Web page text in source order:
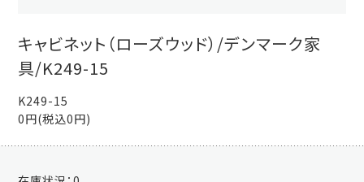
キャビネット（ローズウッド）/デンマーク家
具/K249-15
K249-15
0円(税込0円)